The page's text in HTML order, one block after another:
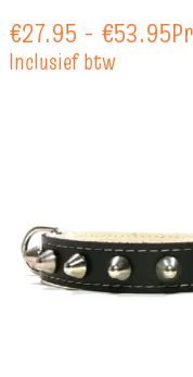
€27.95 - €53.95
Inclusief btw